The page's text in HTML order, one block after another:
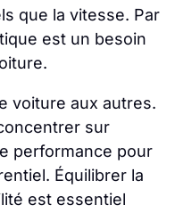
que la vitesse. Par
est un besoin
voiture aux autres.
sur
performance pour
Équilibrer la
est essentiel